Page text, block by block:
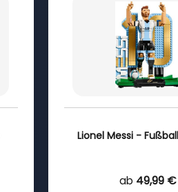
Lionel Messi -
ab 49,99 €